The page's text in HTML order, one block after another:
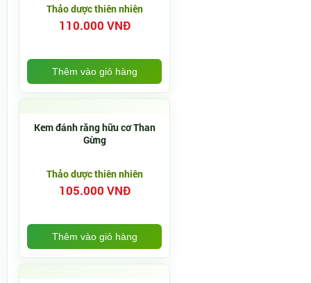
Thảo dược thiên nhiên
110.000 VNĐ
Thêm vào giỏ hàng
Kem đánh răng hữu cơ Than
Gừng
Thảo dược thiên nhiên
105.000 VNĐ
Thêm vào giỏ hàng